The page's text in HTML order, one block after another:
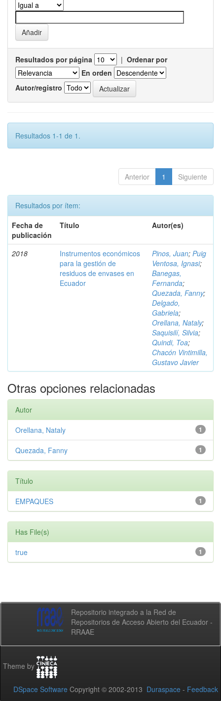
Resultados por página | Ordenar por
En orden
Autor/registro
Resultados 1-1 de 1.
Anterior 1 Siguiente
Resultados por ítem:
Fecha de
publicación
Título Autor(es)
2018
Instrumentos económicos
para la gestión de
residuos de envases en
Ecuador
Pinos, Juan; Puig
Ventosa, Ignasi;
Banegas,
Fernanda;
Quezada, Fanny;
Delgado,
Gabriela;
Orellana, Nataly;
Saquisilí, Silvia;
Quindi, Toa;
Chacón Vintimilla,
Gustavo Javier
Otras opciones relacionadas
Autor
1
Orellana, Nataly
1
Quezada, Fanny
Título
1
EMPAQUES
Has File(s)
1
true
Repositorio integrado a la Red de
Repositorios de Acceso Abierto del Ecuador -
RRAAE
Theme by
DSpace Software Copyright © 2002-2013 Duraspace - Feedback